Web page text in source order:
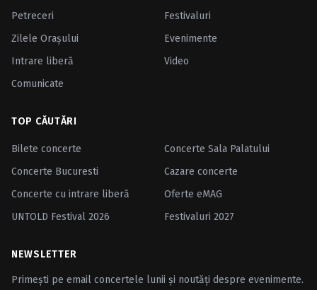
Petreceri
Festivaluri
Zilele Oraşului
Evenimente
Intrare liberă
Video
Comunicate
TOP CĂUTĂRI
Bilete concerte
Concerte Sala Palatului
Concerte Bucuresti
Cazare concerte
Concerte cu intrare liberă
Oferte eMAG
UNTOLD Festival 2026
Festivaluri 2027
NEWSLETTER
Primești pe email concertele lunii și noutăți despre evenimente.